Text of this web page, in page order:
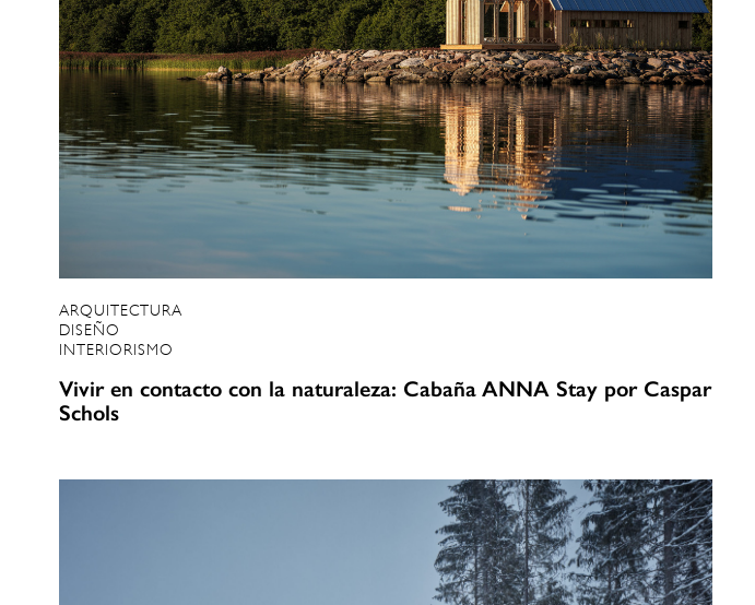
ARQUITECTURA
DISEÑO
INTERIORISMO
Vivir en contacto con la naturaleza: Cabaña ANNA Stay por Caspar
Schols